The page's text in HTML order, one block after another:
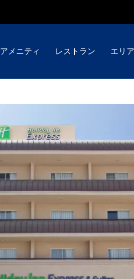
アメニティ レストラン エリ